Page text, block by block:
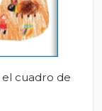
cuadro de